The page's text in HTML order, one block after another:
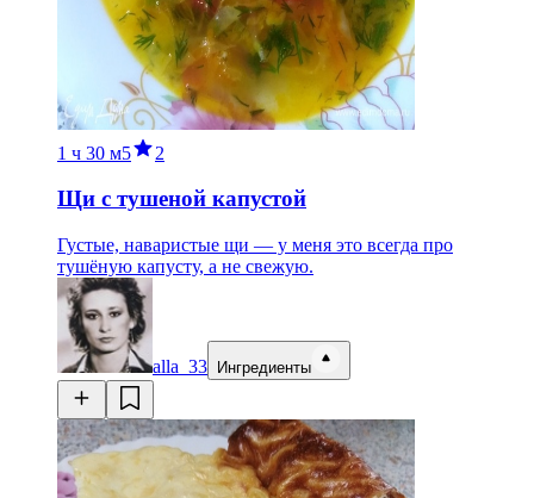
1 ч 30 м5 2
Щи с тушеной капустой
Густые, наваристые щи — у меня это всегда про
тушёную капусту, а не свежую.
alla_33 Ингредиенты